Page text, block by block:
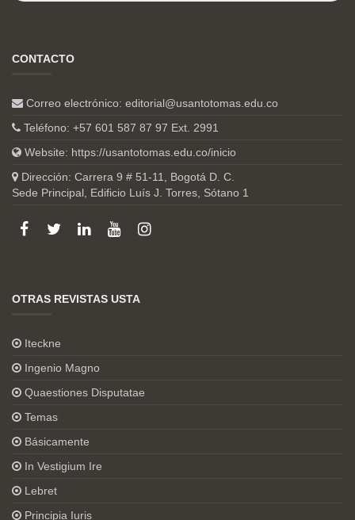
CONTACTO
Correo electrónico: editorial@usantotomas.edu.co
Teléfono: +57 601 587 87 97 Ext. 2991
Website: https://usantotomas.edu.co/inicio
Dirección: Carrera 9 # 51-11, Bogotá D. C.
Sede Principal, Edificio Luís J. Torres, Sótano 1
OTRAS REVISTAS USTA
Iteckne
Ingenio Magno
Quaestiones Disputatae
Temas
Básicamente
In Vestigium Ire
Lebret
Principia Iuris